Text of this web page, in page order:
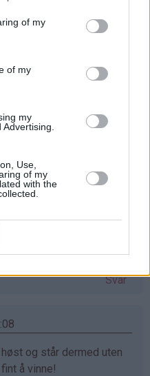
of my
of my
my
Use,
of my
with the
bmk92@live.no
tid no, men har ikkje
ein perfekt gave til
- 11:08
som ønsker seg akkurat
om jeg vinner
Svar
og står dermed uten
å vinne!